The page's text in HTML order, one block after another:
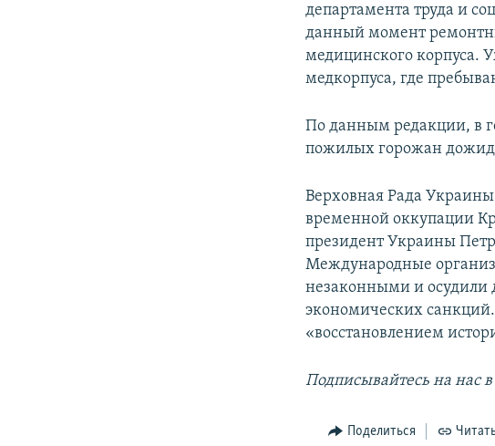
департамента труда и
данный момент
медицинского корпуса.
медкорпуса, где
По данным редакции, в
пожилых горожан
Верховная Рада
временной оккупации
президент Украины
Международные
незаконными и осудили
экономических санкций.
«восстановлением
Подписывайтесь на наc в
Поделиться